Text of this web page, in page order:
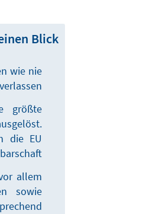
Blick
wie nie
größte
die EU
allem
sowie